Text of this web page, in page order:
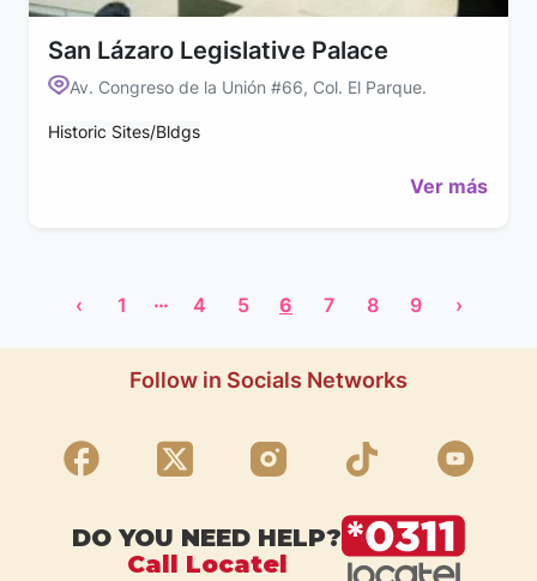
San Lázaro Legislative Palace
Av. Congreso de la Unión #66, Col. El Parque.
Historic Sites/Bldgs
Ver más
‹ 1 … 4 5 6 7 8 9 ›
Follow in Socials Networks
DO YOU NEED HELP?
Call Locatel